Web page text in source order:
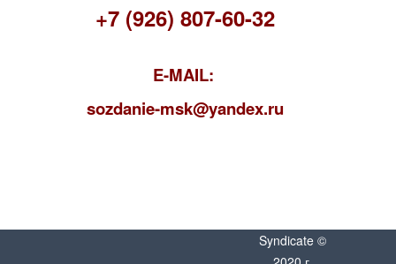
+7 (926) 807-60-32
E-MAIL:
sozdanie-msk@yandex.ru
Syndicate ©